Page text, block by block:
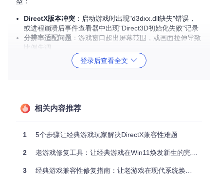
DirectX版本冲突 ：启动游戏时出现"d3dxx.dll缺失"错误，
或进程崩溃后事件查看器中出现"Direct3D初始化失败"记录
分辨率适配问题 ：游戏窗口超出屏幕范围，或画面拉伸导致
比例失调
：游戏启动后无声，或出现周期性爆音、卡
方案：DxWrapper核心功能解析
技术原理与模块架构
登录后查看全文
相关内容推荐
1 5个步骤让经典游戏玩家解决DirectX兼容性难题
2 老游戏修复工具：让经典游戏在Win11焕发新生的完美解决方案
3 经典游戏兼容性修复指南：让老游戏在现代系统焕发新生